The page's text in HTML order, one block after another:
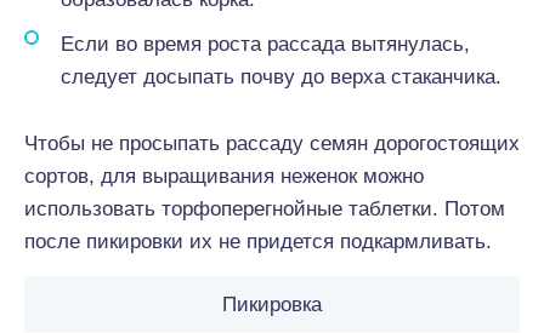
Если во время роста рассада вытянулась,
следует досыпать почву до верха стаканчика.
Чтобы не просыпать рассаду семян дорогостоящих
сортов, для выращивания неженок можно
использовать торфоперегнойные таблетки. Потом
после пикировки их не придется подкармливать.
Пикировка